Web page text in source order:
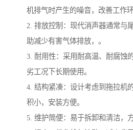
机排气时产生的噪音，改善工作环
2. 排放控制：现代消声器通常与
助减少有害气体排放，。
3. 耐用性：采用耐高温、耐腐蚀
劣工况下长期使用。
4. 结构紧凑：设计考虑到拖拉机
积小，安装方便。
5. 维护简便：易于拆卸和清洁，